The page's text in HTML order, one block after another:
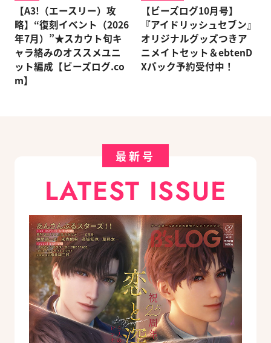
【A3!（エースリー）攻
略】“復刻イベント（2026
年7月）”★スカウト旬キ
ャラ絡みのオススメユニ
ット編成【ビーズログ.co
m】
【ビーズログ10月号】
『アイドリッシュセブン』
オリジナルグッズつきア
ニメイトセット＆ebtenD
Xパック予約受付中！
最新号
LATEST ISSUE